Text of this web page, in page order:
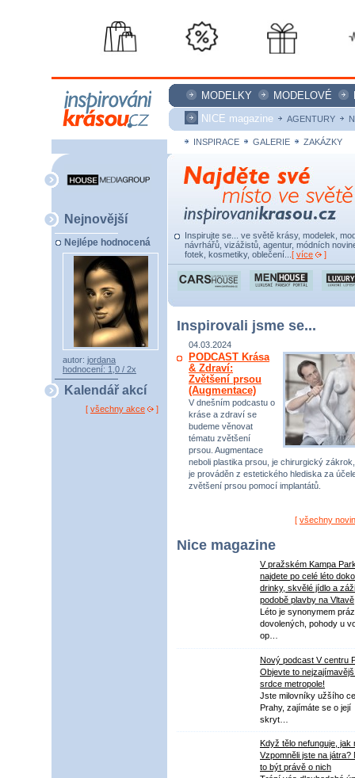
MODELKY MODELOVÉ
NICE magazine
AGENTURY
INSPIRACE GALERIE ZAKÁZKY
Nejnovější
Nejlépe hodnocená
autor: jordana
hodnocení: 1,0 / 2x
Kalendář akcí
[ všechny akce ]
Inspirujte se... ve světě krásy, modelek,
návrhářů, vizážistů, agentur, módních
fotek, kosmetiky, oblečení... [ více ]
Inspirovali jsme se...
04.03.2024
PODCAST Krása
& Zdraví:
Zvětšení prsou
(Augmentace)
V dnešním podcastu o
kráse a zdraví se
budeme věnovat
tématu zvětšení
prsou. Augmentace
neboli plastika prsou, je chirurgický
je prováděn z estetického hlediska za
zvětšení prsou pomocí implantátů.
[ všechny
Nice magazine
V pražském Kampa
najdete po celé léto
drinky, skvělé jídlo a
podobě plavby na Vltavě
Léto je synonymem
dovolených, pohody u
op…
Nový podcast V centru
Objevte to
srdce metropole!
Jste milovníky užšího
Prahy, zajímáte se o její
skryt…
Když tělo nefunguje, jak
Vzpomněli jste na játra?
to být právě o nich